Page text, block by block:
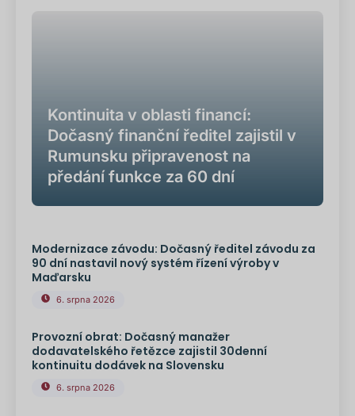
Kontinuita v oblasti financí:
Dočasný finanční ředitel zajistil v
Rumunsku připravenost na
předání funkce za 60 dní
Modernizace závodu: Dočasný ředitel závodu za
90 dní nastavil nový systém řízení výroby v
Maďarsku
6. srpna 2026
Provozní obrat: Dočasný manažer
dodavatelského řetězce zajistil 30denní
kontinuitu dodávek na Slovensku
6. srpna 2026